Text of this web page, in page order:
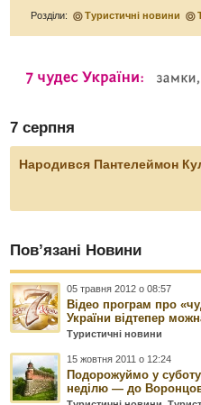
Розділи: Туристичні новини
7 серпня
Народився Пантелеймон
Пов’язані Новини
05 травня 2012 о 08:57
Відео програм про
України відтепер
Туристичні новини
15 жовтня 2011 о 12:24
Подорожуймо у
неділю — до